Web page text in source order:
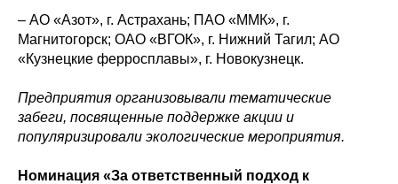
– АО «Азот», г. Астрахань; ПАО «ММК», г.
Магнитогорск; ОАО «ВГОК», г. Нижний Тагил; АО
«Кузнецкие ферросплавы», г. Новокузнецк.
Предприятия организовывали тематические
забеги, посвященные поддержке акции и
популяризировали экологические мероприятия.
Номинация «За ответственный подход к